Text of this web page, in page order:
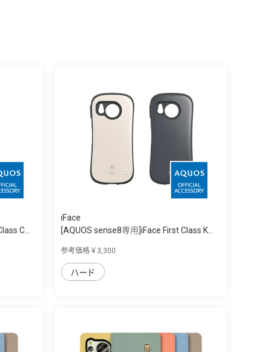
C...
iFace
[AQUOS sense8専用]iFace First Class K...
参考価格￥3,300
ハード